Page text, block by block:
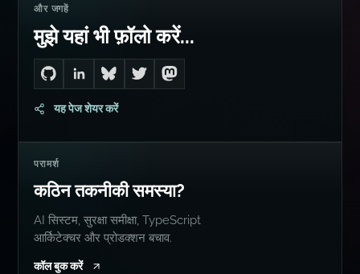
और जगहें
मुझे यहां भी फ़ॉलो करें...
Go to Dan's GitHub
Connect with me on LinkedIn
Follow me on Bluesky
Follow me on Twitter
Follow me on Mastodon
यह पेज शेयर करें
परामर्श
कठिन तकनीकी समस्या?
AI सिस्टम, सुरक्षा समीक्षा, TypeScript
आर्किटेक्चर और प्रोडक्शन बचाव.
कॉल बुक करें